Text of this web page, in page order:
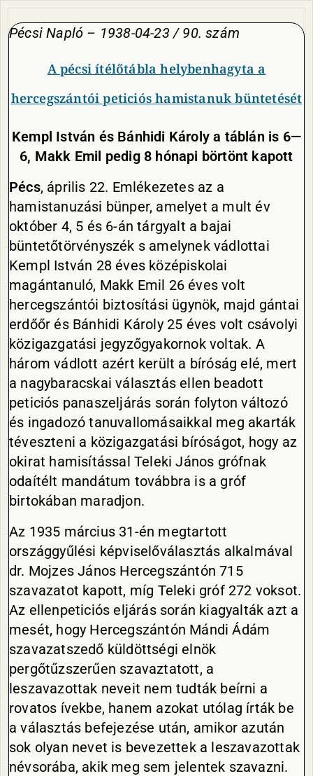
Pécsi Napló – 1938-04-23 / 90. szám
A pécsi ítélőtábla helybenhagyta a
hercegszántói peticiós hamistanuk büntetését
Kempl István és Bánhidi Károly a táblán is 6—
6, Makk Emil pedig 8 hónapi börtönt kapott
Pécs, április 22. Emlékezetes az a
hamistanuzási bünper, amelyet a mult év
október 4, 5 és 6-án tárgyalt a bajai
büntetőtörvényszék s amelynek vádlottai
Kempl István 28 éves középiskolai
magántanuló, Makk Emil 26 éves volt
hercegszántói biztosítási ügynök, majd gántai
erdőőr és Bánhidi Károly 25 éves volt csávolyi
közigazgatási jegyzőgyakornok voltak. A
három vádlott azért került a bíróság elé, mert
a nagybaracskai választás ellen beadott
peticiós panaszeljárás során folyton változó
és ingadozó tanuvallomásaikkal meg akarták
téveszteni a közigazgatási bíróságot, hogy az
okirat hamisítással Teleki János grófnak
odaítélt mandátum továbbra is a gróf
birtokában maradjon.
Az 1935 március 31-én megtartott
országgyűlési képviselőválasztás alkalmával
dr. Mojzes János Hercegszántón 715
szavazatot kapott, míg Teleki gróf 272 voksot.
Az ellenpeticiós eljárás során kiagyalták azt a
mesét, hogy Hercegszántón Mándi Ádám
szavazatszedő küldöttségi elnök
pergőtűzszerűen szavaztatott, a
leszavazottak neveit nem tudták beírni a
rovatos ívekbe, hanem azokat utólag írták be
a választás befejezése után, amikor azután
sok olyan nevet is bevezettek a leszavazottak
névsorába, akik meg sem jelentek szavazni.